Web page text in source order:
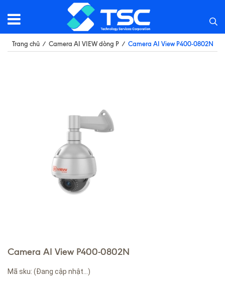
Trang chủ / Camera AI VIEW dòng P / Camera AI View P400-0802N
Camera AI View P400-0802N
Mã sku: (Đang cập nhật...)